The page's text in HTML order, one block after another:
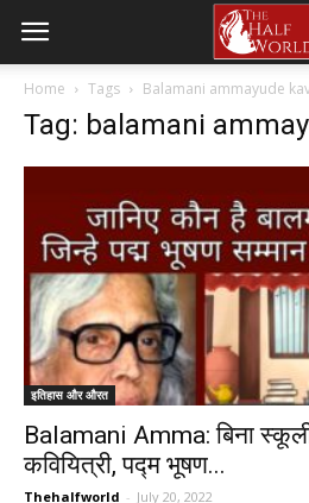
Home Tags Balamani ammayude
Tag: balamani
इतिहास और औरत
Balamani Amma: बिना स्कूली
कवियित्री, पद्म भूषण...
Thehalfworld - July 20, 2022